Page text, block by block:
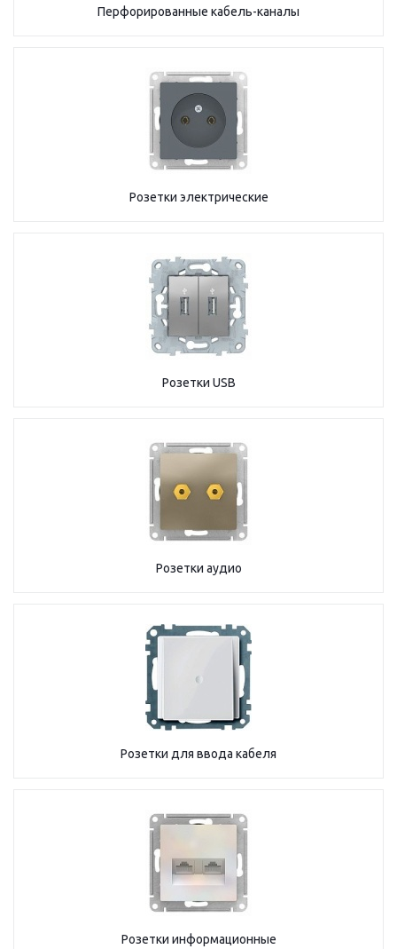
Перфорированные кабель-каналы
Розетки электрические
Розетки USB
Розетки аудио
Розетки для ввода кабеля
Розетки информационные